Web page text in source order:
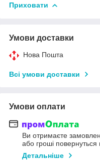
Приховати
Умови доставки
Нова Пошта
Всі умови доставки
Умови оплати
Ви отримаєте
або гроші повернуться
Детальніше